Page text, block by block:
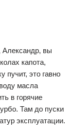
вы
капота,
пучит, это гавно
масла
в горячие
Там до пуски
эксплуатации.